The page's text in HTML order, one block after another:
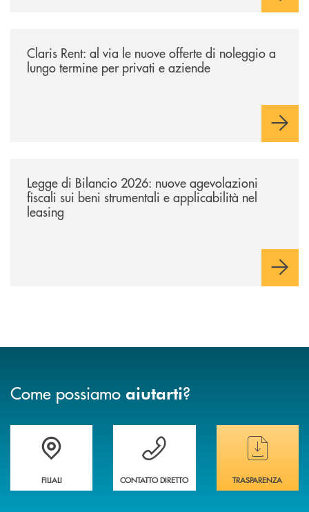
Claris Rent: al via le nuove offerte di noleggio a
lungo termine per privati e aziende
Legge di Bilancio 2026: nuove agevolazioni
fiscali sui beni strumentali e applicabilità nel
leasing
Come possiamo aiutarti?
Trova la filiale&nbsp; più vicina a te
FILIALI
Hai bisogno di assistenza immediata ?
CONTATTO DIRETTO
Hai bisogno di
TRASPARENZA